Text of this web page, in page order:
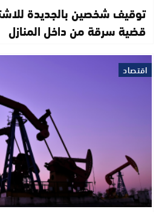
توقيف شخصين بالجديدة
قضية سرقة من داخل المنازل
اقتصاد